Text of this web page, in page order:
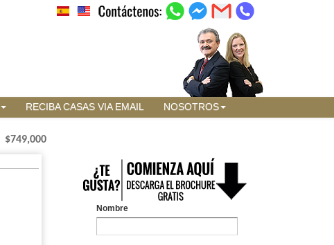
RECIBA CASAS VIA EMAIL NOSOTROS
$749,000
Nombre